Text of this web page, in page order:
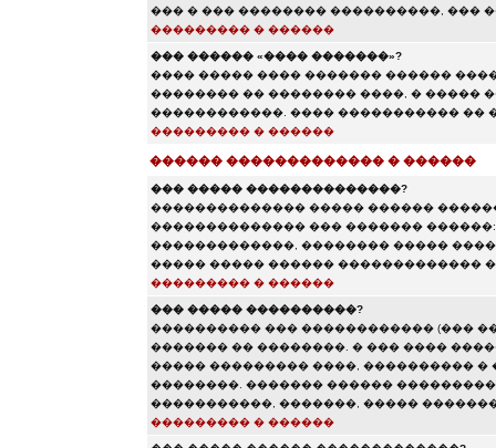
��� � ��� �������� ����������, ���
��������� � ������
��� ������ «���� �������»?
���� ����� ���� ������� ������
�������� �� �������� ����, � �����
������������. ���� ����������� ��
��������� � ������
������ ������������� � ������
��� ����� ��������������?
�������������� ����� ������
�������������� ��� �������
�������������, �������� �����
����� ����� ������ �������������
��������� � ������
��� ����� ����������?
���������� ��� ������������ (���
������� �� ��������. � ��� ����
����� ��������� ����, ���������� �
��������. ������� ������
�����������, �������, �����
��������� � ������